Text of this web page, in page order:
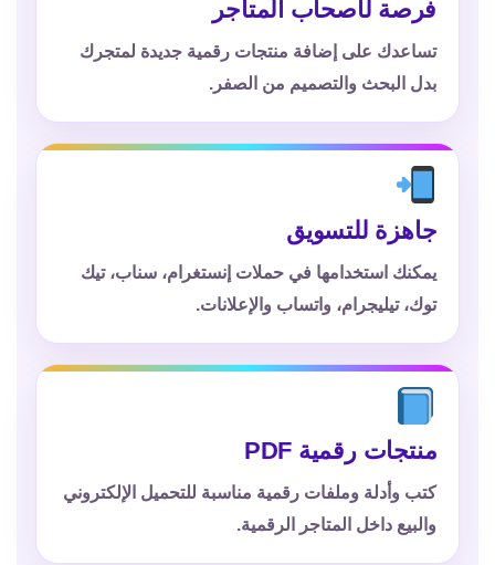
فرصة لأصحاب المتاجر
تساعدك على إضافة منتجات رقمية جديدة لمتجرك
بدل البحث والتصميم من الصفر.
جاهزة للتسويق
يمكنك استخدامها في حملات إنستغرام، سناب، تيك
توك، تيليجرام، واتساب والإعلانات.
منتجات رقمية PDF
كتب وأدلة وملفات رقمية مناسبة للتحميل الإلكتروني
والبيع داخل المتاجر الرقمية.